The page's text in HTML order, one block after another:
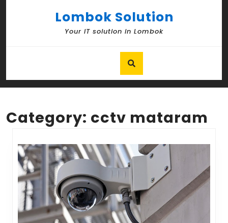
Lombok Solution
Your IT solution in Lombok
Category: cctv mataram